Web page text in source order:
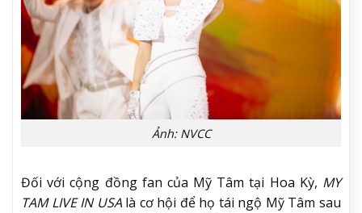
Ảnh: NVCC
Đối với cộng đồng fan của Mỹ Tâm tại Hoa Kỳ, MY
TAM LIVE IN USAlà cơ hội để họ tái ngộ Mỹ Tâm sau